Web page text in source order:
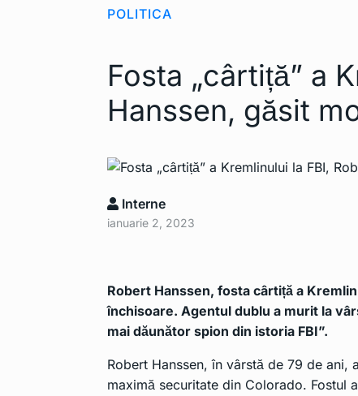
POLITICA
Fosta „cârtiță” a
Hanssen, găsit
Interne
ianuarie 2, 2023
Robert Hanssen, fosta cârtiță a
închisoare. Agentul dublu a murit la
mai dăunător spion din istoria FBI”.
Robert Hanssen, în vârstă de 79 de
maximă securitate din Colorado. Fostul
6
extrage…
TEHNOLOGIE
Cerul nu mai
TEHNOLOGIE